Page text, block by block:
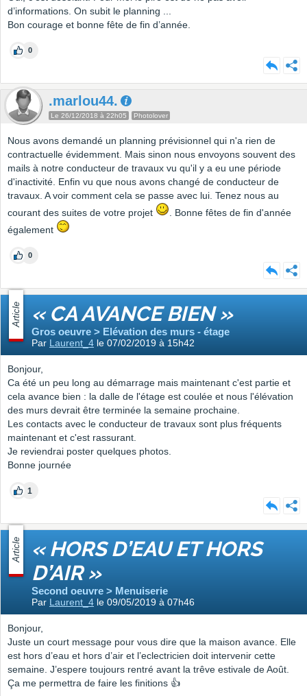
d’informations. On subit le planning ...
Bon courage et bonne fête de fin d’année.
0
.marlou44.
Le 26/12/2018 à 22h05 Photolover
Nous avons demandé un planning prévisionnel qui n'a rien de
contractuelle évidemment. Mais sinon nous envoyons souvent des
mails à notre conducteur de travaux vu qu'il y a eu une période
d'inactivité. Enfin vu que nous avons changé de conducteur de
travaux. A voir comment cela se passe avec lui. Tenez nous au
courant des suites de votre projet
. Bonne fêtes de fin d'année
également
0
Article « CA AVANCE BIEN »
Gros oeuvre > Elévation des murs - étage
Par Laurent_4 le 07/02/2019 à 15h42
Bonjour,
Ca été un peu long au démarrage mais maintenant c'est partie et
cela avance bien : la dalle de l'étage est coulée et nous l'élévation
des murs devrait être terminée la semaine prochaine.
Les contacts avec le conducteur de travaux sont plus fréquents
maintenant et c'est rassurant.
Je reviendrai poster quelques photos.
Bonne journée
1
Article « HORS D’EAU ET HORS
D’AIR »
Second oeuvre > Menuiserie
Par Laurent_4 le 09/05/2019 à 07h46
Bonjour,
Juste un court message pour vous dire que la maison avance. Elle
est hors d’eau et hors d’air et l’eclectricien doit intervenir cette
semaine. J’espere toujours rentré avant la trêve estivale de Août.
Ça me permettra de faire les finitions 👍